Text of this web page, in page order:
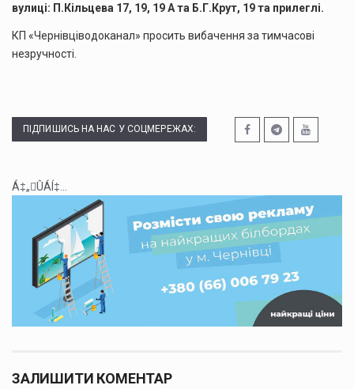
вулиці: П.Кільцева 17, 19, 19 А та Б.Г.Крут, 19 та прилеглі.
КП «Чернівціводоканал» просить вибачення за тимчасові
незручності.
ПІДПИШИСЬ НА НАС У СОЦМЕРЕЖАХ:
Á‡„ÛÁÍ‡...
ЗАЛИШИТИ КОМЕНТАР